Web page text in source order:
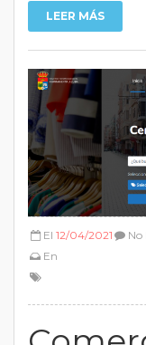
LEER MÁS
El 12/04/2021
En
No